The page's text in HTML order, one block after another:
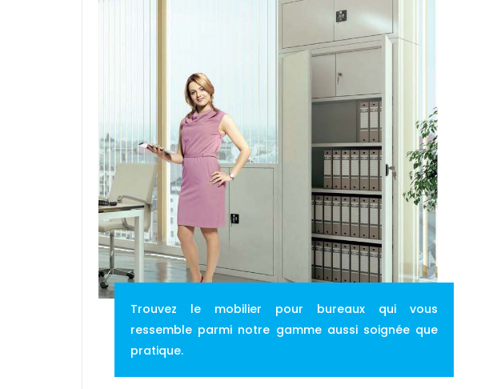
Trouvez le mobilier pour bureaux qui vous
ressemble parmi notre gamme aussi soignée que
pratique.